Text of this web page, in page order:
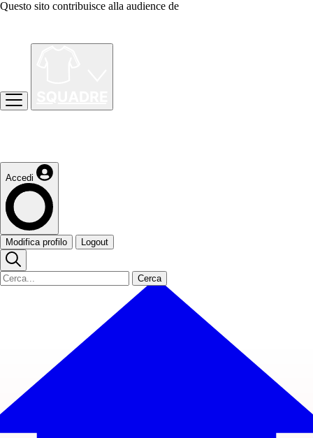
Questo sito contribuisce alla audience de
Accedi
Modifica profilo Logout
Cerca